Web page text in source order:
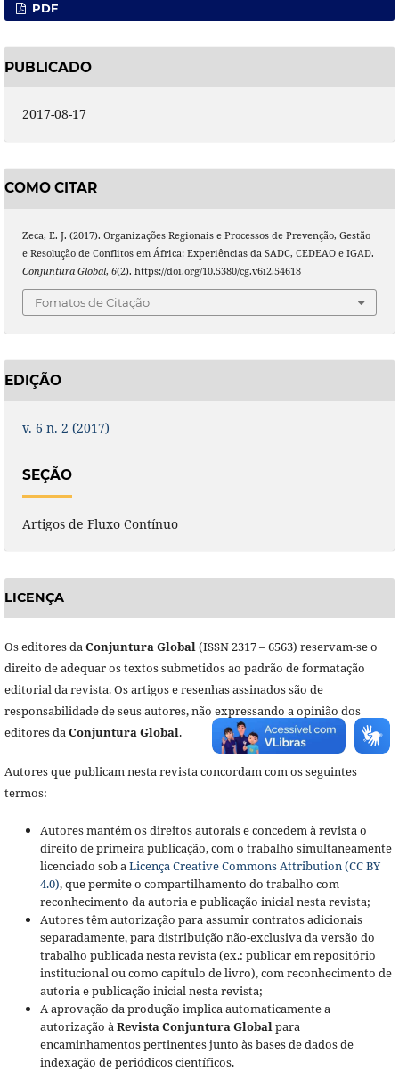
PDF
PUBLICADO
2017-08-17
COMO CITAR
Zeca, E. J. (2017). Organizações Regionais e Processos de Prevenção, Gestão
e Resolução de Conflitos em África: Experiências da SADC, CEDEAO e IGAD.
Conjuntura Global, 6(2). https://doi.org/10.5380/cg.v6i2.54618
Fomatos de Citação
EDIÇÃO
v. 6 n. 2 (2017)
SEÇÃO
Artigos de Fluxo Contínuo
LICENÇA
Os editores da Conjuntura Global (ISSN 2317 – 6563) reservam-se o
direito de adequar os textos submetidos ao padrão de formatação
editorial da revista. Os artigos e resenhas assinados são de
responsabilidade de seus autores, não expressando a opinião dos
editores da Conjuntura Global.
Autores que publicam nesta revista concordam com os seguintes
termos:
Autores mantém os direitos autorais e concedem à revista o
direito de primeira publicação, com o trabalho simultaneamente
licenciado sob a Licença Creative Commons Attribution (CC BY
4.0), que permite o compartilhamento do trabalho com
reconhecimento da autoria e publicação inicial nesta revista;
Autores têm autorização para assumir contratos adicionais
separadamente, para distribuição não-exclusiva da versão do
trabalho publicada nesta revista (ex.: publicar em repositório
institucional ou como capítulo de livro), com reconhecimento de
autoria e publicação inicial nesta revista;
A aprovação da produção implica automaticamente a
autorização à Revista Conjuntura Global para
encaminhamentos pertinentes junto às bases de dados de
indexação de periódicos científicos.